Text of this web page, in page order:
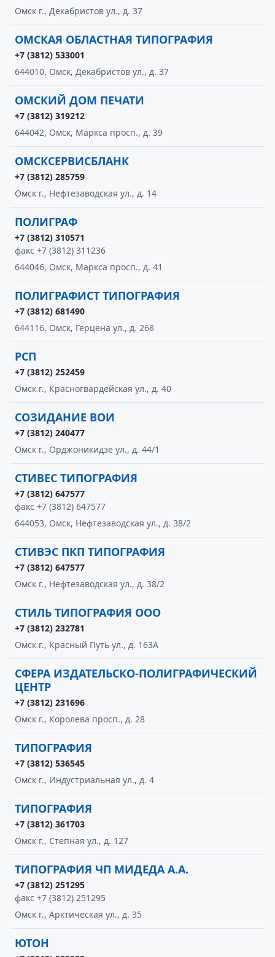
Омск г., Декабристов ул., д. 37
ОМСКАЯ ОБЛАСТНАЯ ТИПОГРАФИЯ
+7 (3812) 533001
644010, Омск, Декабристов ул., д. 37
ОМСКИЙ ДОМ ПЕЧАТИ
+7 (3812) 319212
644042, Омск, Маркса просп., д. 39
ОМСКСЕРВИСБЛАНК
+7 (3812) 285759
Омск г., Нефтезаводская ул., д. 14
ПОЛИГРАФ
+7 (3812) 310571
факс +7 (3812) 311236
644046, Омск, Маркса просп., д. 41
ПОЛИГРАФИСТ ТИПОГРАФИЯ
+7 (3812) 681490
644116, Омск, Герцена ул., д. 268
РСП
+7 (3812) 252459
Омск г., Красногвардейская ул., д. 40
СОЗИДАНИЕ ВОИ
+7 (3812) 240477
Омск г., Орджоникидзе ул., д. 44/1
СТИВЕС ТИПОГРАФИЯ
+7 (3812) 647577
факс +7 (3812) 647577
644053, Омск, Нефтезаводская ул., д. 38/2
СТИВЭС ПКП ТИПОГРАФИЯ
+7 (3812) 647577
Омск г., Нефтезаводская ул., д. 38/2
СТИЛЬ ТИПОГРАФИЯ ООО
+7 (3812) 232781
Омск г., Красный Путь ул., д. 163А
СФЕРА ИЗДАТЕЛЬСКО-ПОЛИГРАФИЧЕСКИЙ
ЦЕНТР
+7 (3812) 231696
Омск г., Королева просп., д. 28
ТИПОГРАФИЯ
+7 (3812) 536545
Омск г., Индустриальная ул., д. 4
ТИПОГРАФИЯ
+7 (3812) 361703
Омск г., Степная ул., д. 127
ТИПОГРАФИЯ ЧП МИДЕДА А.А.
+7 (3812) 251295
факс +7 (3812) 251295
Омск г., Арктическая ул., д. 35
ЮТОН